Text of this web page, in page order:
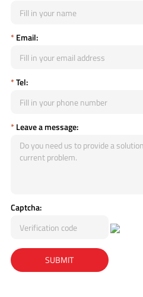
*Email:
*Tel:
*Leave a message:
Captcha: